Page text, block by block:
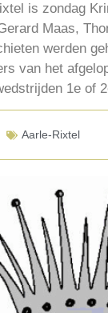
is zondag
Maas,
werden
van het
1e of
Aarle-Rixtel